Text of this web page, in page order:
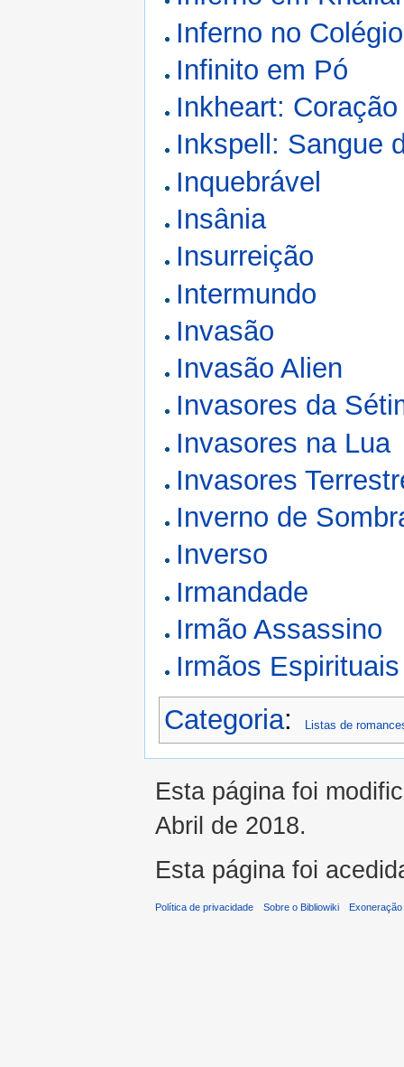
Inferno no
Infinito em Pó
Inkheart:
Inkspell: Sangue
Inquebrável
Insânia
Insurreição
Intermundo
Invasão
Invasão Alien
Invasores da
Invasores na Lua
Invasores
Inverno de
Inverso
Irmandade
Irmão Assassino
Irmãos Espirituais
Categoria: Listas de
Esta página foi
Abril de 2018.
Esta página foi
Política de privacidade Sobre o Bibliowiki